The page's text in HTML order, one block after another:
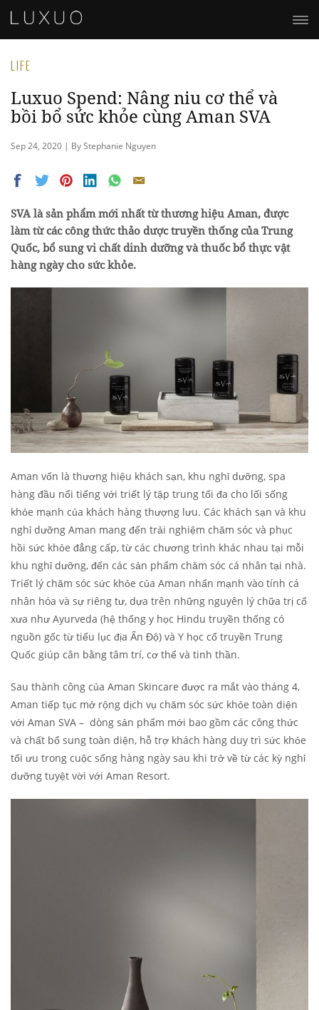
LIFE
Luxuo Spend: Nâng niu cơ thể và
bồi bổ sức khỏe cùng Aman SVA
Sep 24, 2020 | By Stephanie Nguyen
SVA là sản phẩm mới nhất từ thương hiệu Aman, được
làm từ các công thức thảo dược truyền thống của Trung
Quốc, bổ sung vi chất dinh dưỡng và thuốc bổ thực vật
hàng ngày cho sức khỏe.
Aman vốn là thương hiệu khách sạn, khu nghỉ dưỡng, spa
hàng đầu nổi tiếng với triết lý tập trung tối đa cho lối sống
khỏe mạnh của khách hàng thượng lưu. Các khách sạn và khu
nghỉ dưỡng Aman mang đến trải nghiệm chăm sóc và phục
hồi sức khỏe đẳng cấp, từ các chương trình khác nhau tại mỗi
khu nghỉ dưỡng, đến các sản phẩm chăm sóc cá nhân tại nhà.
Triết lý chăm sóc sức khỏe của Aman nhấn mạnh vào tính cá
nhân hóa và sự riêng tư, dựa trên những nguyên lý chữa trị cổ
xưa như Ayurveda (hệ thống y học Hindu truyền thống có
nguồn gốc từ tiểu lục địa Ấn Độ) và Y học cổ truyền Trung
Quốc giúp cân bằng tâm trí, cơ thể và tinh thần.
Sau thành công của Aman Skincare được ra mắt vào tháng 4,
Aman tiếp tục mở rộng dịch vụ chăm sóc sức khỏe toàn diện
với Aman SVA – dòng sản phẩm mới bao gồm các công thức
và chất bổ sung toàn diện, hỗ trợ khách hàng duy trì sức khỏe
tối ưu trong cuộc sống hàng ngày sau khi trở về từ các kỳ nghỉ
dưỡng tuyệt vời với Aman Resort.